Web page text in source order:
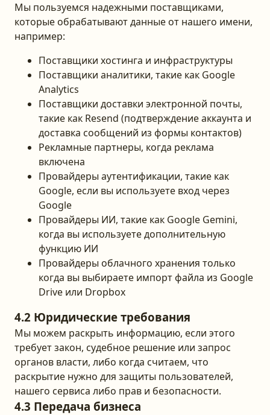
Мы пользуемся надежными поставщиками,
которые обрабатывают данные от нашего имени,
например:
Поставщики хостинга и инфраструктуры
Поставщики аналитики, такие как Google
Analytics
Поставщики доставки электронной почты,
такие как Resend (подтверждение аккаунта и
доставка сообщений из формы контактов)
Рекламные партнеры, когда реклама
включена
Провайдеры аутентификации, такие как
Google, если вы используете вход через
Google
Провайдеры ИИ, такие как Google Gemini,
когда вы используете дополнительную
функцию ИИ
Провайдеры облачного хранения только
когда вы выбираете импорт файла из Google
Drive или Dropbox
4.2 Юридические требования
Мы можем раскрыть информацию, если этого
требует закон, судебное решение или запрос
органов власти, либо когда считаем, что
раскрытие нужно для защиты пользователей,
нашего сервиса либо прав и безопасности.
4.3 Передача бизнеса